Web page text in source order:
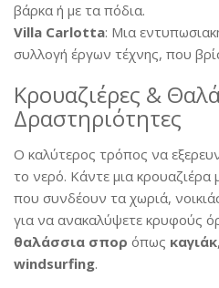
βάρκα ή με τα πόδια.
Villa Carlotta: Μια
συλλογή έργων τέχνης, που
Κρουαζιέρες &
Δραστηριότητες
Ο καλύτερος τρόπος να
το νερό. Κάντε μια
που συνδέουν τα χωριά,
για να ανακαλύψετε κρυφούς
θαλάσσια σπορ όπως καγιάκ,
windsurfing.